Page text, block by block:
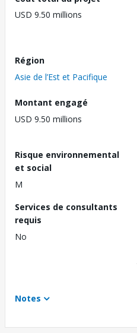
USD 9.50 millions
Région
Asie de l’Est et Pacifique
Montant engagé
USD 9.50 millions
Risque environnemental
et social
M
Services de consultants
requis
No
Notes